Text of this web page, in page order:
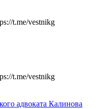
t.me/vestnikg
t.me/vestnikg
адвоката Калинова